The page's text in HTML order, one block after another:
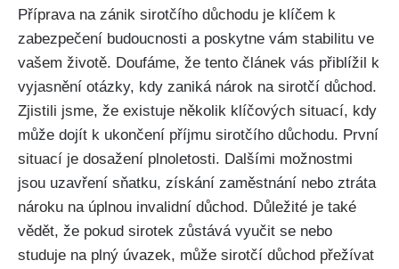
Příprava na zánik sirotčího důchodu je klíčem k
zabezpečení budoucnosti a poskytne vám stabilitu ve
vašem životě. Doufáme, že tento článek vás přiblížil k
vyjasnění otázky, kdy zaniká nárok na sirotčí důchod.
Zjistili jsme, že existuje několik klíčových situací, kdy
může dojít k ukončení příjmu sirotčího důchodu. První
situací je dosažení plnoletosti. Dalšími možnostmi
jsou uzavření sňatku, získání zaměstnání nebo ztráta
nároku na úplnou invalidní důchod. Důležité je také
vědět, že pokud sirotek zůstává vyučit se nebo
studuje na plný úvazek, může sirotčí důchod přežívat